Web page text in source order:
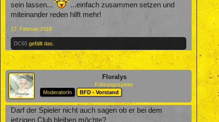
sein lassen...
...einfach zusammen setzen und
miteinander reden hilft mehr!
17. Februar 2018
DC65 gefällt das.
Floralys
Führungsspieler
ModeratorIn
BFD - Vorstand
Darf der Spieler nicht auch sagen ob er bei dem
jetzigen Club bleiben môchte?